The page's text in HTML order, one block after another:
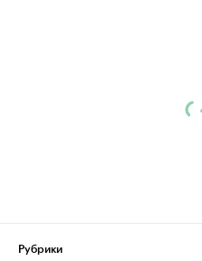
Рубрики